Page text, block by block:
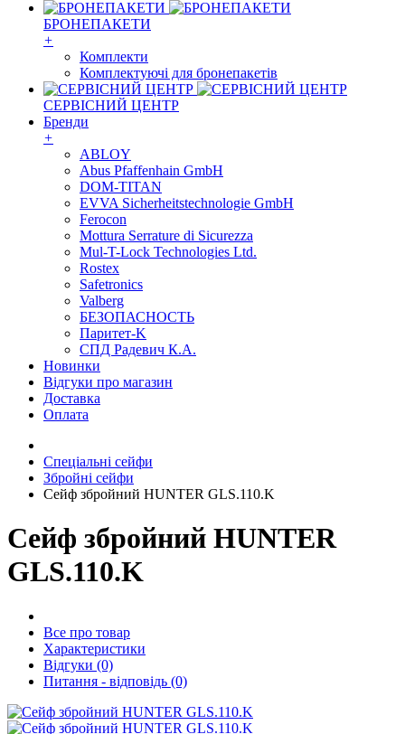
БРОНЕПАКЕТИ
+
Комплекти
Комплектуючі для бронепакетів
СЕРВІСНИЙ ЦЕНТР
Бренди
+
ABLOY
Abus Pfaffenhain GmbH
DOM-TITAN
EVVA Sicherheitstechnologie GmbH
Ferocon
Mottura Serrature di Sicurezza
Mul-T-Lock Technologies Ltd.
Rostex
Safetronics
Valberg
БЕЗОПАСНОСТЬ
Паритет-K
СПД Радевич К.А.
Новинки
Відгуки про магазин
Доставка
Оплата
Спеціальні сейфи
Збройні сейфи
Сейф збройний HUNTER GLS.110.K
Сейф збройний HUNTER
GLS.110.K
Все про товар
Характеристики
Відгуки (0)
Питання - відповідь (0)